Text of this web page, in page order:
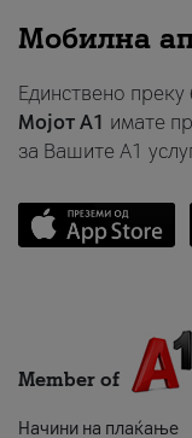
Мобилна
Единствено преку
Мојот A1 имате
за Вашите A1
Member of
Начини на плаќање